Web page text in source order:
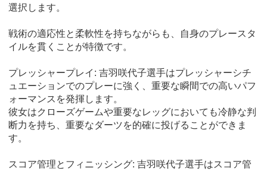
選択します。
戦術の適応性と柔軟性を持ちながらも、自身のプレースタ
イルを貫くことが特徴です。
プレッシャープレイ: 吉羽咲代子選手はプレッシャーシチ
ュエーションでのプレーに強く、重要な瞬間での高いパフ
ォーマンスを発揮します。
彼女はクローズゲームや重要なレッグにおいても冷静な判
断力を持ち、重要なダーツを的確に投げることができま
す。
スコア管理とフィニッシング: 吉羽咲代子選手はスコア管